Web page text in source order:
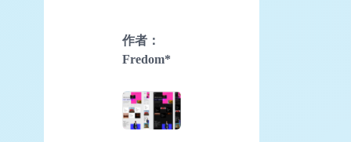
作者：
Fredom*